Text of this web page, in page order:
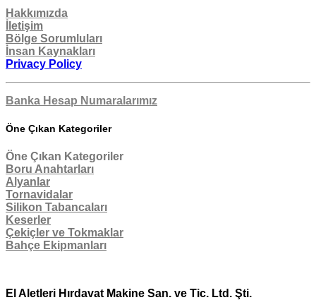
Hakkımızda
İletişim
Bölge Sorumluları
İnsan Kaynakları
Privacy Policy
Banka Hesap Numaralarımız
Öne Çıkan Kategoriler
Öne Çıkan Kategoriler
Boru Anahtarları
Alyanlar
Tornavidalar
Silikon Tabancaları
Keserler
Çekiçler ve Tokmaklar
Bahçe Ekipmanları
El Aletleri Hırdavat Makine San. ve Tic. Ltd. Şti.